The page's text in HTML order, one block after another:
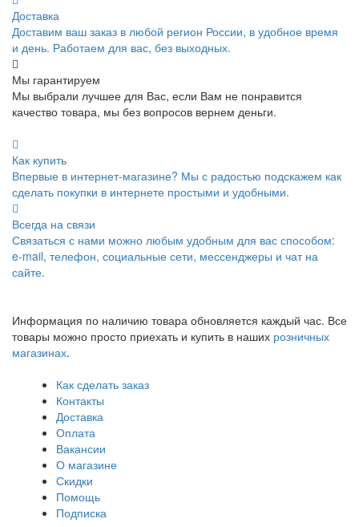
Доставка
Доставим ваш заказ в любой регион России, в удобное время
и день. Работаем для вас, без выходных.
Мы гарантируем
Мы выбрали лучшее для Вас, если Вам не понравится
качество товара, мы без вопросов вернем деньги.
Как купить
Впервые в интернет-магазине? Мы с радостью подскажем как
сделать покупки в интернете простыми и удобными.
Всегда на связи
Связаться с нами можно любым удобным для вас способом:
e-mail, телефон, социальные сети, мессенджеры и чат на
сайте.
Информация по наличию товара обновляется каждый час. Все
товары можно просто приехать и купить в наших розничных
магазинах.
Как сделать заказ
Контакты
Доставка
Оплата
Вакансии
О магазине
Скидки
Помощь
Подписка